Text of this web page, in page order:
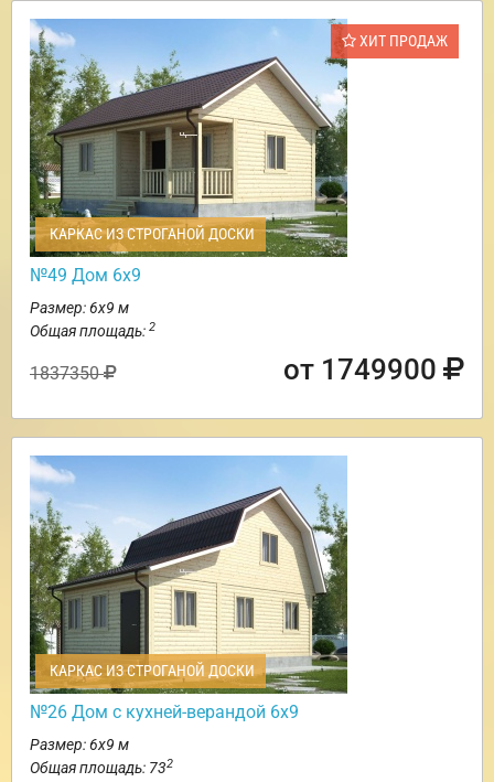
ХИТ ПРОДАЖ
КАРКАС ИЗ СТРОГАНОЙ ДОСКИ
№49 Дом 6х9
Размер: 6х9 м
Общая площадь: 2
1837350 от 1749900
КАРКАС ИЗ СТРОГАНОЙ ДОСКИ
№26 Дом с кухней-верандой 6х9
Размер: 6х9 м
Общая площадь: 732